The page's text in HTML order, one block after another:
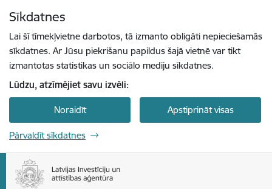
Sīkdatnes
Lai šī tīmekļvietne darbotos, tā izmanto obligāti nepieciešamās
sīkdatnes. Ar Jūsu piekrišanu papildus šajā vietnē var tikt
izmantotas statistikas un sociālo mediju sīkdatnes.
Lūdzu, atzīmējiet savu izvēli:
Noraidīt Apstiprināt visas
Pārvaldīt sīkdatnes